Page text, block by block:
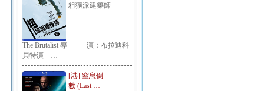
粗獷派建築師
The Brutalist 導 演：布拉迪科
貝特演 …
[港] 窒息倒
數 (Last …